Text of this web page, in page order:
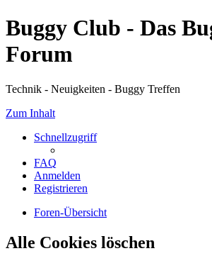
Buggy Club - Das
Forum
Technik - Neuigkeiten - Buggy Treffen
Zum Inhalt
Schnellzugriff
FAQ
Anmelden
Registrieren
Foren-Übersicht
Alle Cookies löschen